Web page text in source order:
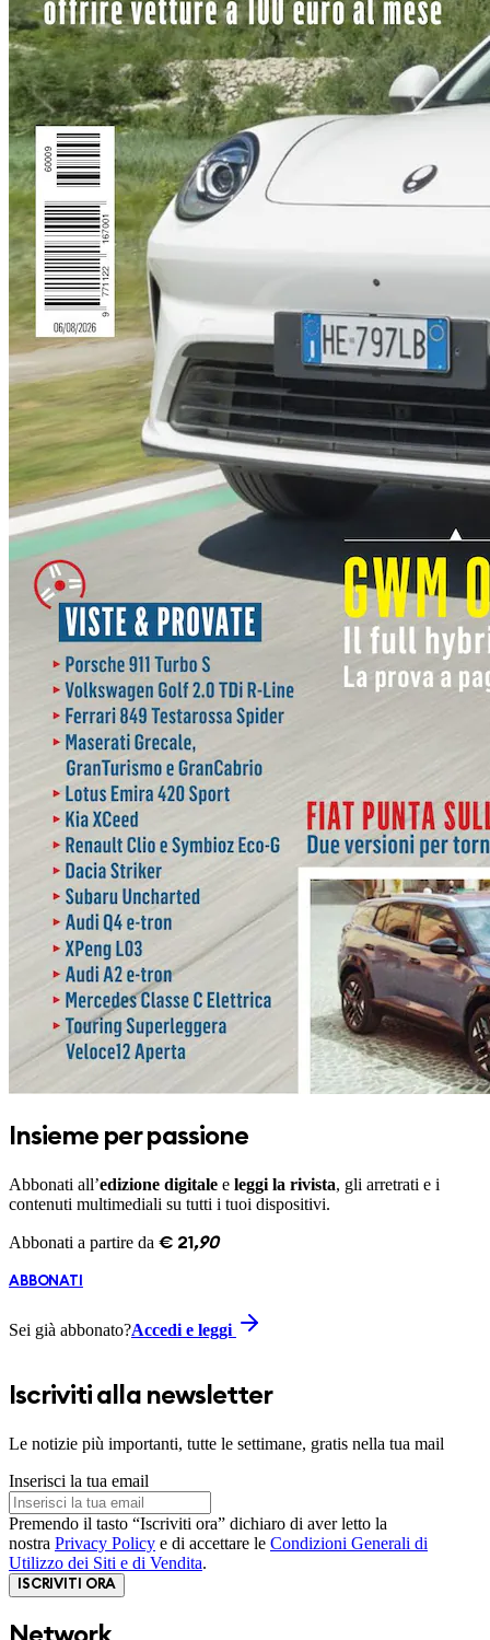
Insieme per passione
Abbonati all’edizione digitale e leggi la rivista, gli arretrati e i
contenuti multimediali su tutti i tuoi dispositivi.
Abbonati a partire da € 21 ,90
ABBONATI
Sei già abbonato?Accedi e leggi
Iscriviti alla newsletter
Le notizie più importanti, tutte le settimane, gratis nella tua mail
Inserisci la tua email
Premendo il tasto “Iscriviti ora” dichiaro di aver letto la
nostra Privacy Policy e di accettare le Condizioni Generali di
Utilizzo dei Siti e di Vendita.
ISCRIVITI ORA